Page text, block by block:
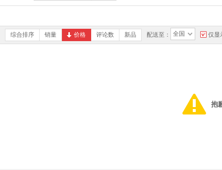
综合排序 销量 价格 评论数 新品 配送至： 全国 仅显
抱